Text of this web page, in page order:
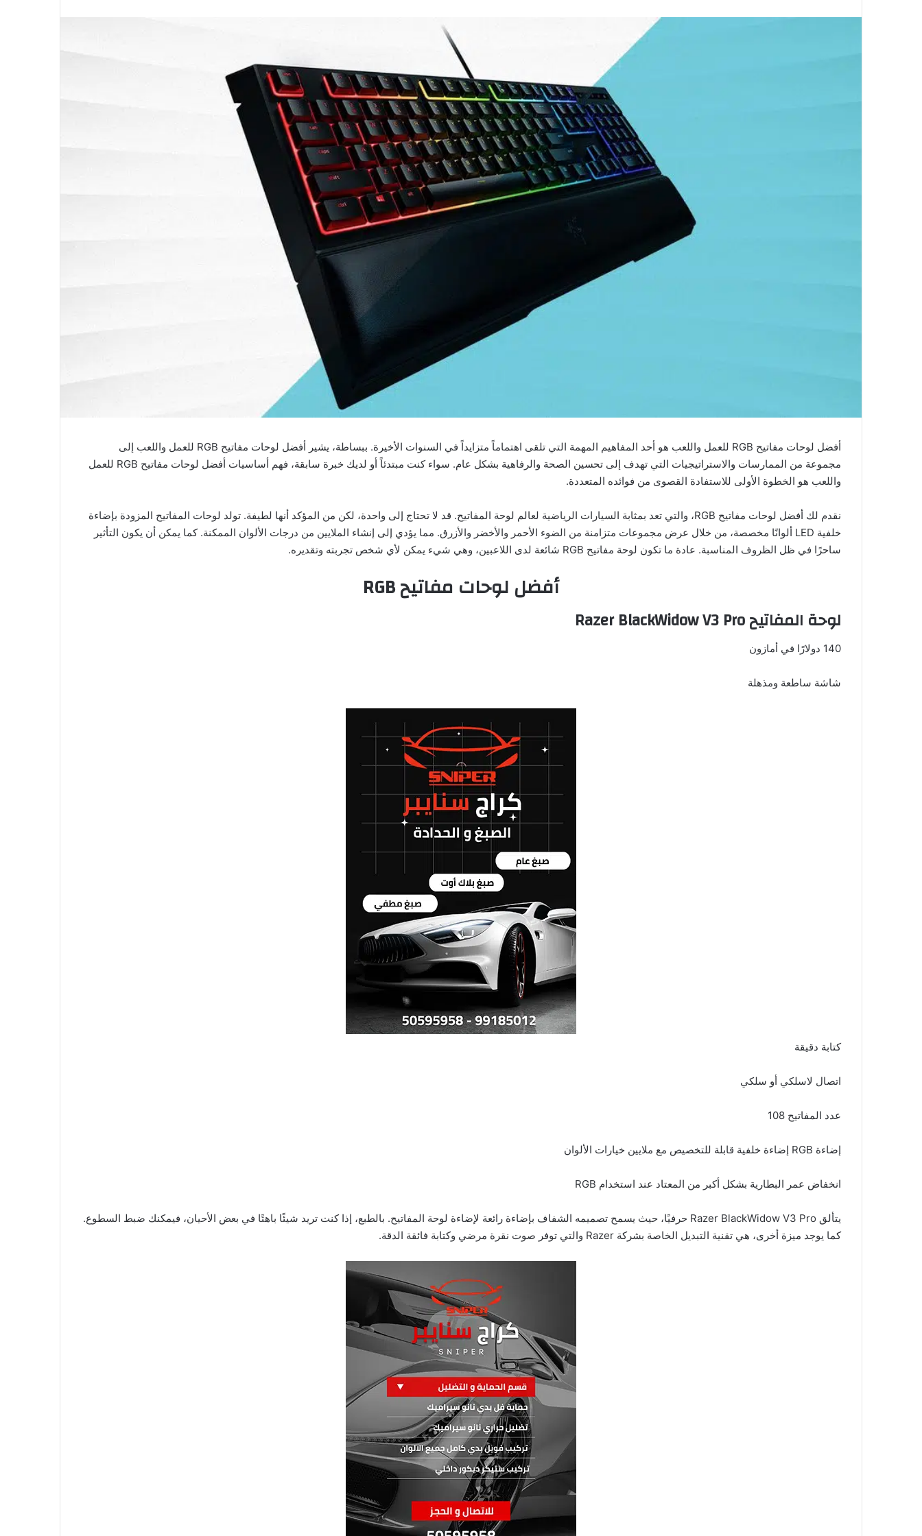
أفضل لوحات مفاتيح RGB للعمل واللعب هو أحد المفاهيم المهمة التي تلقى اهتماماً متزايداً في السنوات الأخيرة. ببساطة، يشير أفضل لوحات مفاتيح RGB للعمل واللعب إلى
مجموعة من الممارسات والاستراتيجيات التي تهدف إلى تحسين الصحة والرفاهية بشكل عام. سواء كنت مبتدئاً أو لديك خبرة سابقة، فهم أساسيات أفضل لوحات مفاتيح RGB للعمل
واللعب هو الخطوة الأولى للاستفادة القصوى من فوائده المتعددة.
نقدم لك أفضل لوحات مفاتيح RGB، والتي تعد بمثابة السيارات الرياضية لعالم لوحة المفاتيح. قد لا تحتاج إلى واحدة، لكن من المؤكد أنها لطيفة. تولد لوحات المفاتيح المزودة بإضاءة
خلفية LED ألوانًا مخصصة، من خلال عرض مجموعات متزامنة من الضوء الأحمر والأخضر والأزرق. مما يؤدي إلى إنشاء الملايين من درجات الألوان الممكنة. كما يمكن أن يكون التأثير
ساحرًا في ظل الظروف المناسبة. عادة ما تكون لوحة مفاتيح RGB شائعة لدى اللاعبين، وهي شيء يمكن لأي شخص تجربته وتقديره.
أفضل لوحات مفاتيح RGB
لوحة المفاتيح Razer BlackWidow V3 Pro
140 دولارًا في أمازون
شاشة ساطعة ومذهلة
كتابة دقيقة
اتصال لاسلكي أو سلكي
عدد المفاتيح 108
إضاءة RGB إضاءة خلفية قابلة للتخصيص مع ملايين خيارات الألوان
انخفاض عمر البطارية بشكل أكبر من المعتاد عند استخدام RGB
يتألق Razer BlackWidow V3 Pro حرفيًا، حيث يسمح تصميمه الشفاف بإضاءة رائعة لإضاءة لوحة المفاتيح. بالطبع، إذا كنت تريد شيئًا باهتًا في بعض الأحيان، فيمكنك ضبط السطوع.
كما يوجد ميزة أخرى، هي تقنية التبديل الخاصة بشركة Razer والتي توفر صوت نقرة مرضي وكتابة فائقة الدقة.